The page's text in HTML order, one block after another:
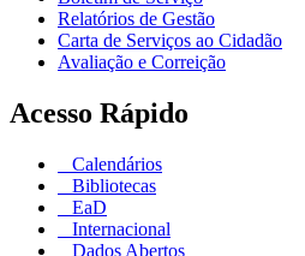
Relatórios de Gestão
Carta de Serviços ao Cidadão
Avaliação e Correição
Acesso Rápido
Calendários
Bibliotecas
EaD
Internacional
Dados Abertos